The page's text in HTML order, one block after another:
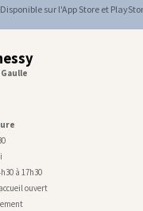
Disponible sur l'App Store et
à 17h30
ouvert